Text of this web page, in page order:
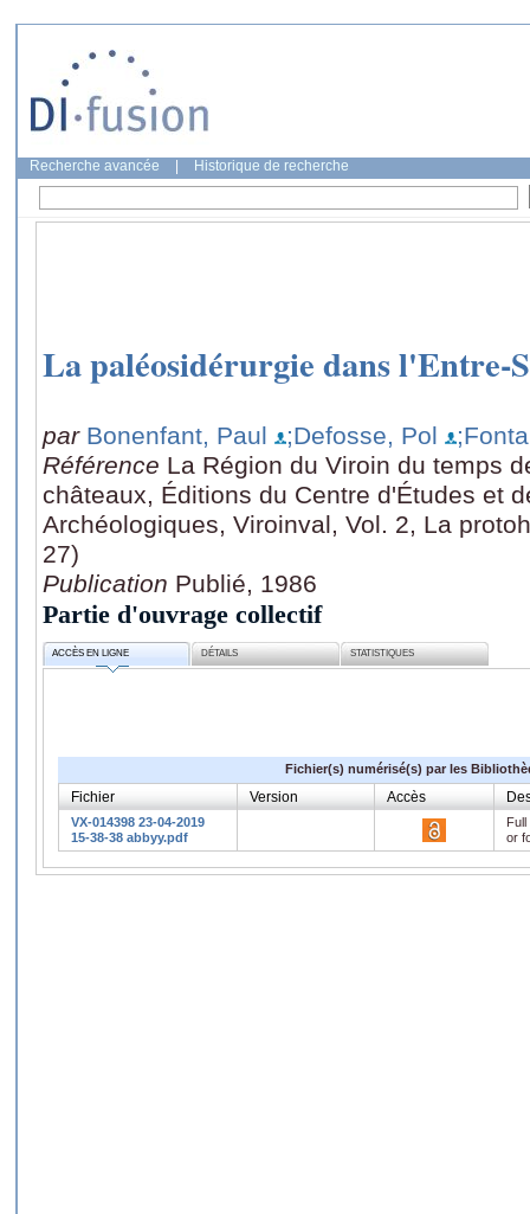
Recherche avancée Historique de recherche
La paléosidérurgie dans l'Entre-
par Bonenfant, Paul ;Defosse, Pol
Référence La Région du Viroin du temps
châteaux, Éditions du Centre d'Études et
Archéologiques, Viroinval, Vol. 2, La
27)
Publication Publié, 1986
Partie d'ouvrage collectif
ACCÈS EN LIGNE DÉTAILS STATISTIQUES
Fichier(s) numérisé(s) par les
Fichier Version Accès
VX-014398 23-04-2019
15-38-38 abbyy.pdf
or